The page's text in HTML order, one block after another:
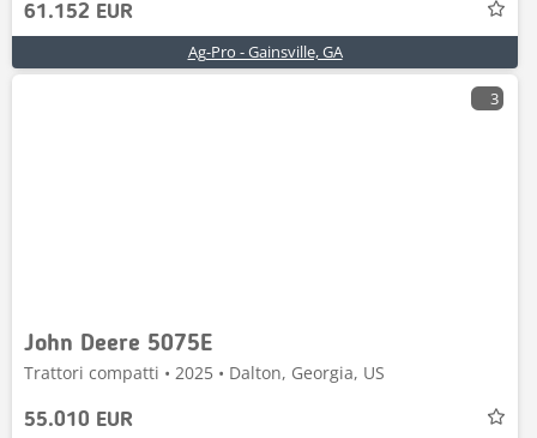
61.152 EUR
Ag-Pro - Gainsville, GA
3
John Deere 5075E
Trattori compatti • 2025 • Dalton, Georgia, US
55.010 EUR